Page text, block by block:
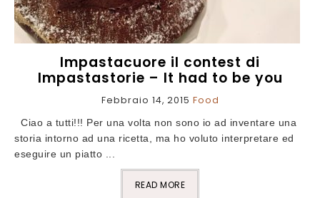
Impastacuore il contest di
Impastastorie – It had to be you
Febbraio 14, 2015 Food
Ciao a tutti!!! Per una volta non sono io ad inventare una
storia intorno ad una ricetta, ma ho voluto interpretare ed
eseguire un piatto ...
READ MORE